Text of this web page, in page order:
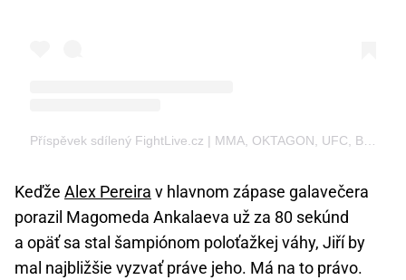
Keďže Alex Pereira v hlavnom zápase galavečera
porazil Magomeda Ankalaeva už za 80 sekúnd
a opäť sa stal šampiónom poloťažkej váhy, Jiří by
mal najbližšie vyzvať práve jeho. Má na to právo.